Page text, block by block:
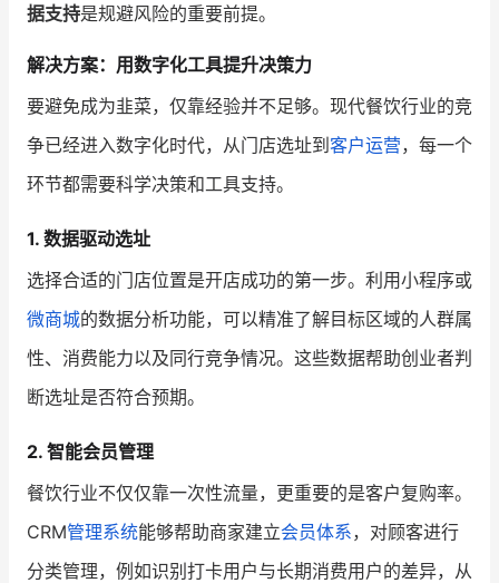
据支持是规避风险的重要前提。
解决方案：用数字化工具提升决策力
要避免成为韭菜，仅靠经验并不足够。现代餐饮行业的竞
争已经进入数字化时代，从门店选址到 客户运营，每一个
环节都需要科学决策和工具支持。
1. 数据驱动选址
选择合适的门店位置是开店成功的第一步。利用小程序或
微商城的数据分析功能，可以精准了解目标区域的人群属
性、消费能力以及同行竞争情况。这些数据帮助创业者判
断选址是否符合预期。
2. 智能会员管理
餐饮行业不仅仅靠一次性流量，更重要的是客户复购率。
CRM管理系统能够帮助商家建立会员体系，对顾客进行
分类管理，例如识别打卡用户与长期消费用户的差异，从